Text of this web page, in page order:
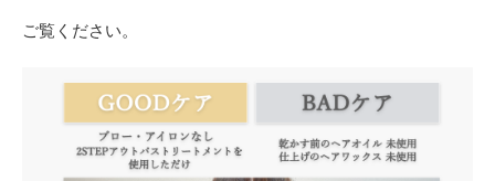
ご覧ください。